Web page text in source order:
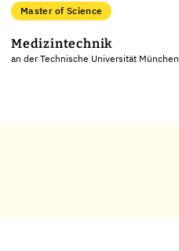
Master of Science
Medizintechnik
an der Technische Universität München